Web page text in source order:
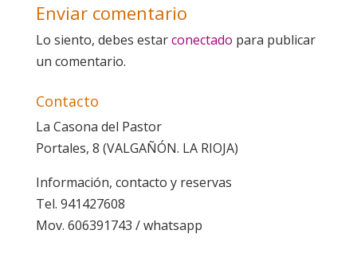
Enviar comentario
Lo siento, debes estarconectado para publicar
un comentario.
Contacto
La Casona del Pastor
Portales, 8 (VALGAÑÓN. LA RIOJA)
Información, contacto y reservas
Tel. 941427608
Mov. 606391743 / whatsapp